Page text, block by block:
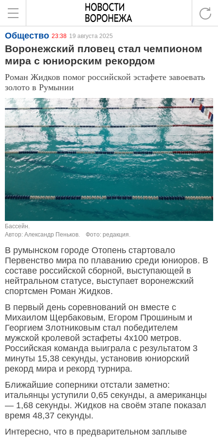
Общество 23:38 19 августа 2025
Воронежский пловец стал чемпионом
мира с юниорским рекордом
Роман Жидков помог российской эстафете завоевать
золото в Румынии
Бассейн.
Автор: Александр Пеньков.
Фото: редакция.
В румынском городе Отопень стартовало
Первенство мира по плаванию среди юниоров. В
составе российской сборной, выступающей в
нейтральном статусе, выступает воронежский
спортсмен Роман Жидков.
В первый день соревнований он вместе с
Михаилом Щербаковым, Егором Прошиным и
Георгием Злотниковым стал победителем
мужской кролевой эстафеты 4х100 метров.
Российская команда выиграла с результатом 3
минуты 15,38 секунды, установив юниорский
рекорд мира и рекорд турнира.
Ближайшие соперники отстали заметно:
итальянцы уступили 0,65 секунды, а американцы
— 1,68 секунды. Жидков на своём этапе показал
время 48,37 секунды.
Интересно, что в предварительном заплыве